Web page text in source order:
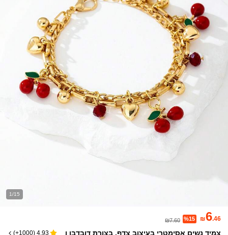
1/15
₪6.46
%15
₪7.60
צמיד נשים אסימטרי בעיצוב צדף, בצורת דובדבן ו
4.93
(
1000+
)